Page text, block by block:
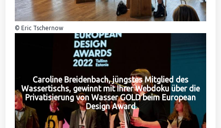
© Eric Tschernow
Caroline Breidenbach, jüngstes Mitglied des
Wassertischs, gewinnt mit Ihrer Webdoku über die
Privatisierung von Wasser GOLD beim European
Design Award